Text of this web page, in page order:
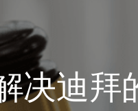
决迪拜